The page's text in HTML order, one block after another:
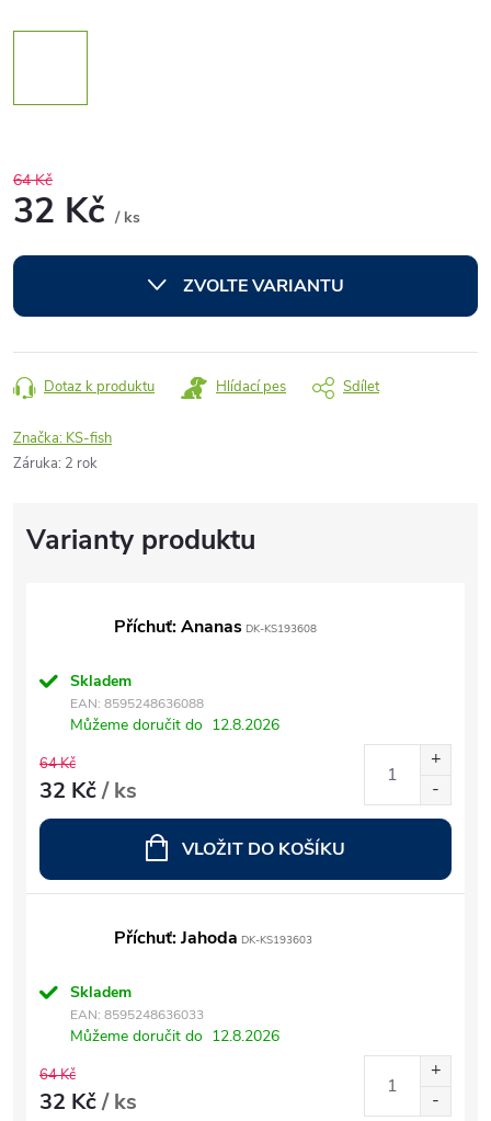
64 Kč
32 Kč / ks
cena:
ZVOLTE VARIANTU
Dotaz k produktu Hlídací pes Sdílet
Značka: KS-fish
Záruka: 2 rok
Příchuť: Ananas DK-KS193608
Skladem
EAN: 8595248636088
Můžeme doručit do 12.8.2026
64 Kč
32 Kč/ ks
VLOŽIT DO KOŠÍKU
Příchuť: Jahoda DK-KS193603
Skladem
EAN: 8595248636033
Můžeme doručit do 12.8.2026
64 Kč
32 Kč/ ks